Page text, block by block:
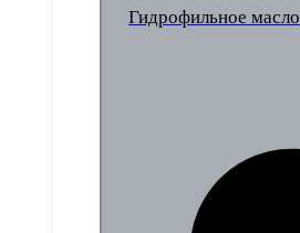
Гидрофильное масло